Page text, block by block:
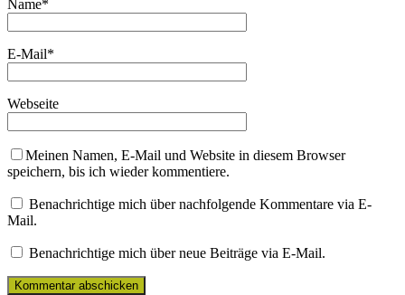
Name*
E-Mail*
Webseite
Meinen Namen, E-Mail und Website in diesem Browser
speichern, bis ich wieder kommentiere.
Benachrichtige mich über nachfolgende Kommentare via E-
Mail.
Benachrichtige mich über neue Beiträge via E-Mail.